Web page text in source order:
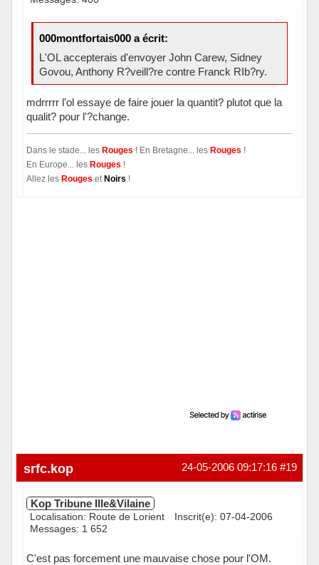
000montfortais000 a écrit:
L'OL accepterais d'envoyer John Carew, Sidney
Govou, Anthony R?veill?re contre Franck RIb?ry.
mdrrrrr l'ol essaye de faire jouer la quantit? plutot que la
qualit? pour l'?change.
Dans le stade... les Rouges ! En Bretagne... les Rouges !
En Europe... les Rouges !
Allez les Rouges etNoirs !
#19
24-05-2006 09:17:16
srfc.kop
Kop Tribune Ille&Vilaine
Localisation: Route de Lorient
Inscrit(e): 07-04-2006
Messages: 1 652
C'est pas forcement une mauvaise chose pour l'OM.